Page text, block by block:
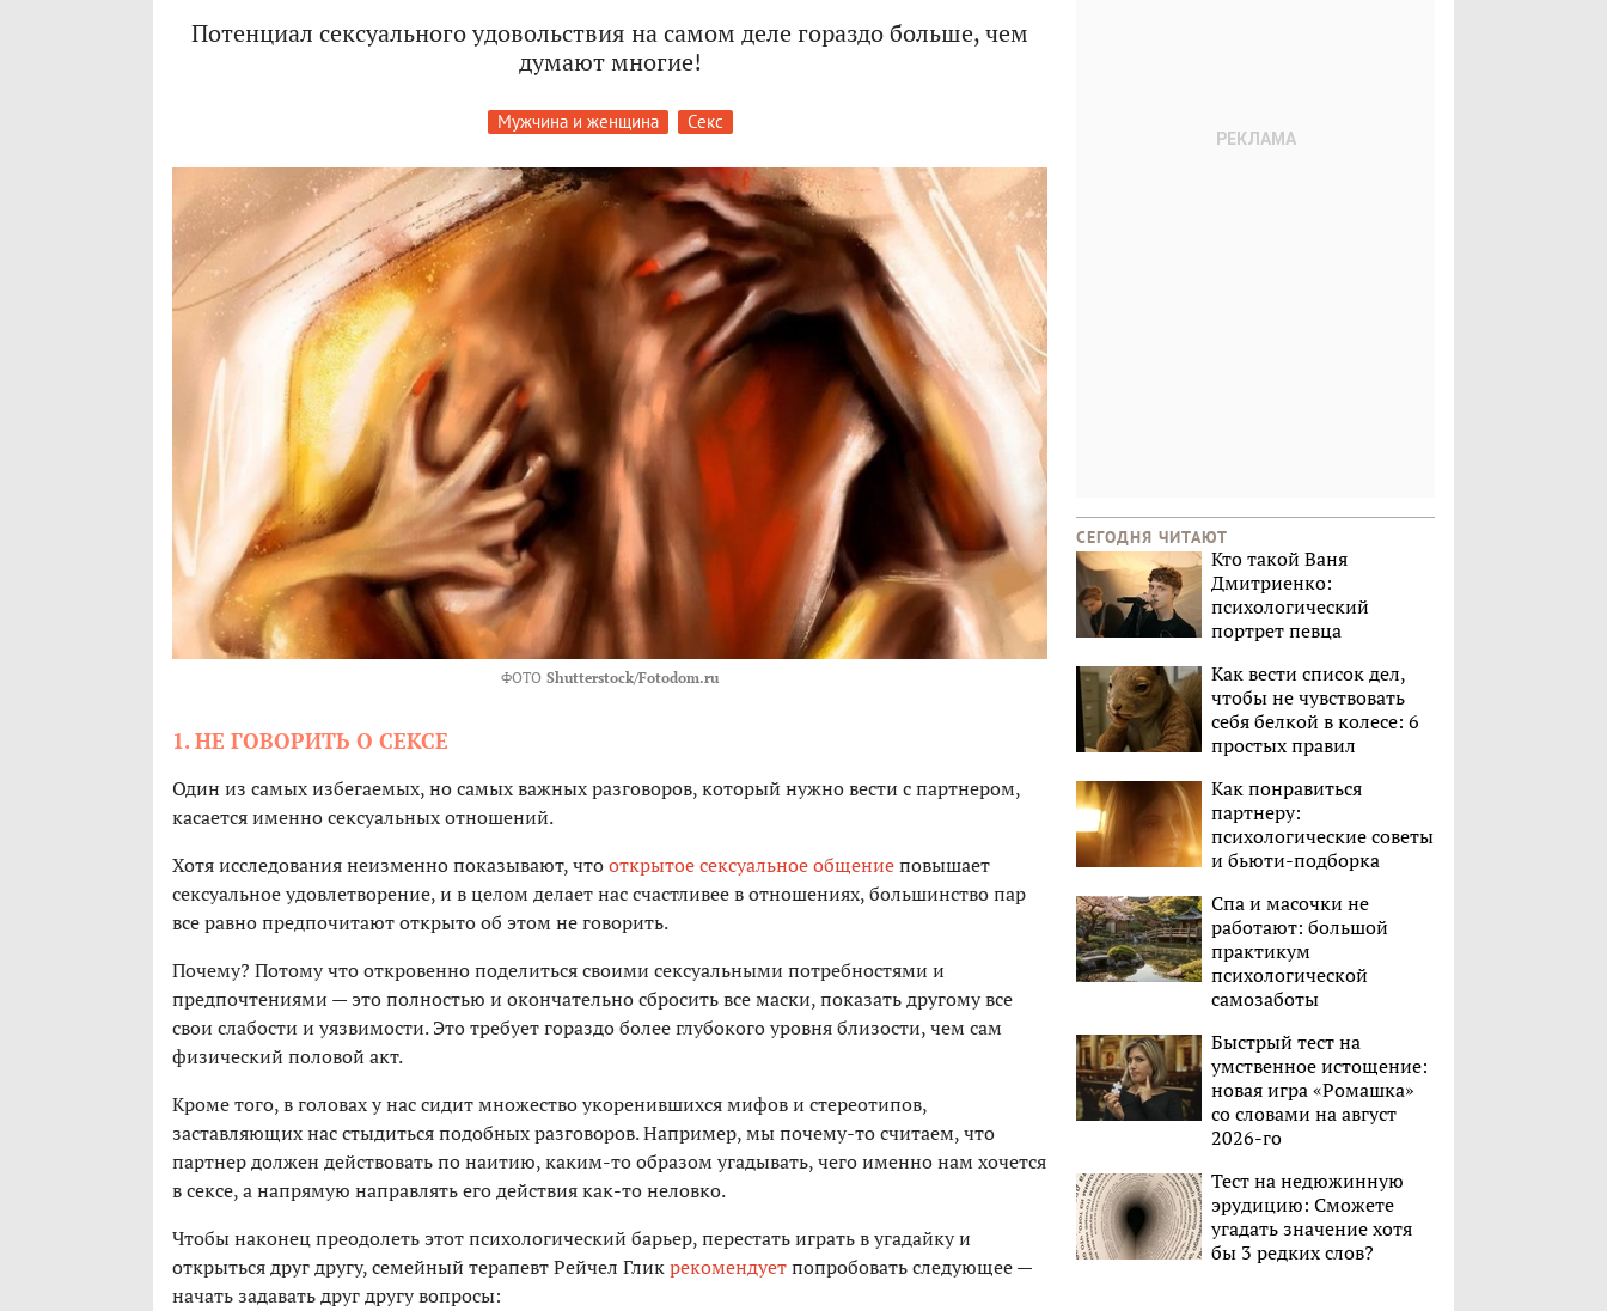
Потенциал сексуального удовольствия на самом деле гораздо больше, чем
думают многие!
Мужчина и женщина Секс
ФОТО Shutterstock/Fotodom.ru
1. НЕ ГОВОРИТЬ О СЕКСЕ
Один из самых избегаемых, но самых важных разговоров, который нужно вести с партнером,
касается именно сексуальных отношений.
Хотя исследования неизменно показывают, чтооткрытое сексуальное общениеповышает
сексуальное удовлетворение, и в целом делает нас счастливее в отношениях, большинство пар
все равно предпочитают открыто об этом не говорить.
Почему? Потому что откровенно поделиться своими сексуальными потребностями и
предпочтениями — это полностью и окончательно сбросить все маски, показать другому все
свои слабости и уязвимости. Это требует гораздо более глубокого уровня близости, чем сам
физический половой акт.
Кроме того, в головах у нас сидит множество укоренившихся мифов и стереотипов,
заставляющих нас стыдиться подобных разговоров. Например, мы почему-то считаем, что
партнер должен действовать по наитию, каким-то образом угадывать, чего именно нам хочется
в сексе, а напрямую направлять его действия как-то неловко.
Чтобы наконец преодолеть этот психологический барьер, перестать играть в угадайку и
открыться друг другу, семейный терапевт Рейчел Гликрекомендуетпопробовать следующее —
начать задавать друг другу вопросы:
СЕГОДНЯ ЧИТАЮТ
Кто такой Ваня
Дмитриенко:
психологический
портрет певца
Как вести список дел,
чтобы не чувствовать
себя белкой в колесе: 6
простых правил
Как понравиться
партнеру:
психологические советы
и бьюти-подборка
Спа и масочки не
работают: большой
практикум
психологической
самозаботы
Быстрый тест на
умственное истощение:
новая игра «Ромашка»
со словами на август
2026-го
Тест на недюжинную
эрудицию: Сможете
угадать значение хотя
бы 3 редких слов?